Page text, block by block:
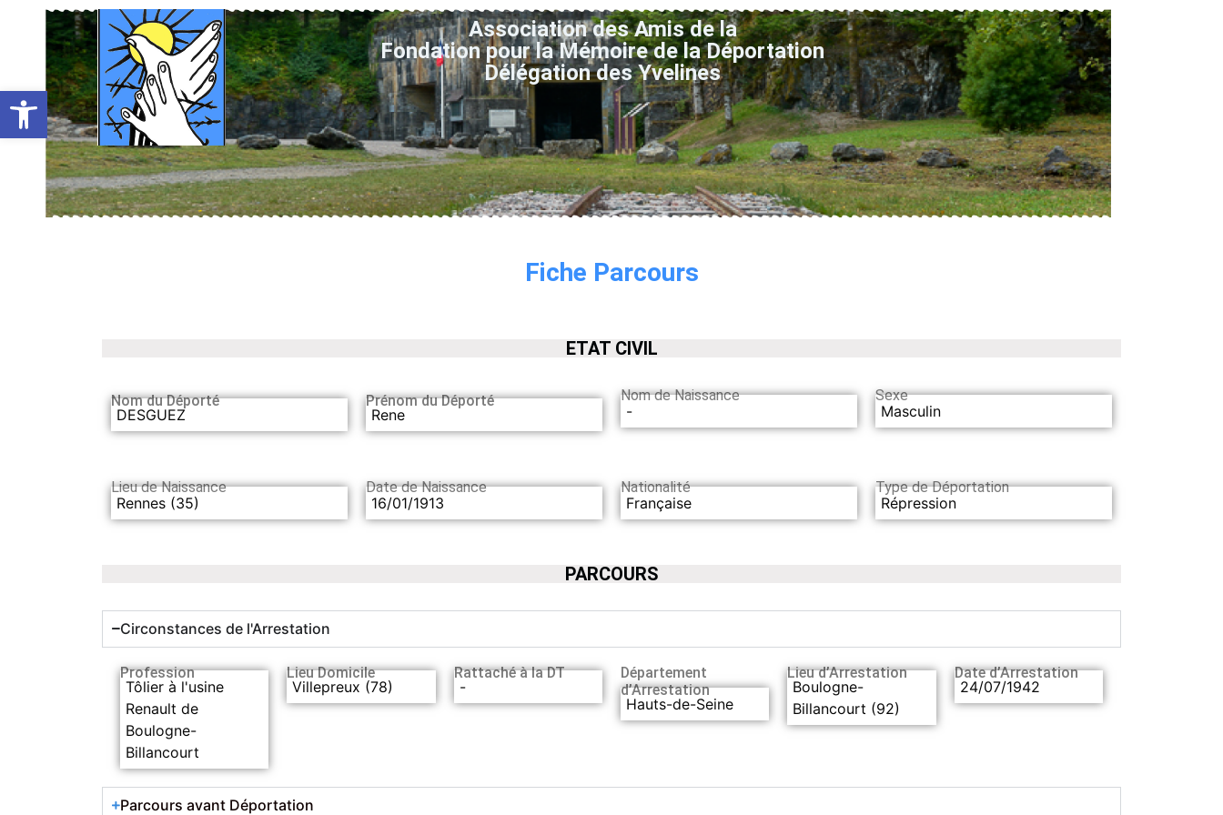
Ouvrir la barre d’outils
Association des Amis de la
Fondation pour la Mémoire de la Déportation
Délégation des Yvelines
Fiche Parcours
ETAT CIVIL
Nom du Déporté
DESGUEZ
Prénom du Déporté
Rene
Nom de Naissance
-
Sexe
Masculin
Lieu de Naissance
Rennes (35)
Date de Naissance
16/01/1913
Nationalité
Française
Type de Déportation
Répression
PARCOURS
Circonstances de l'Arrestation
Profession
Tôlier à l'usine
Renault de
Boulogne-
Billancourt
Lieu Domicile
Villepreux (78)
Rattaché à la DT
-
Département
d’Arrestation
Hauts-de-Seine
Lieu d’Arrestation
Boulogne-
Billancourt (92)
Date d’Arrestation
24/07/1942
Parcours avant Déportation